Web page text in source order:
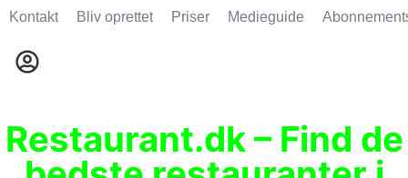
Kontakt Bliv oprettet Priser Medieguide
Restaurant.dk – Find de